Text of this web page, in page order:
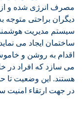
مصرف انرژی شده و از
دیگران براحتی متوجه
سیستم مدیریت هوشمند
ساختمان ایجاد می
اقدام به روشن و
می سازد که افراد در
هستند. این وضعیت تا
در جهت ارتقاء امنیت